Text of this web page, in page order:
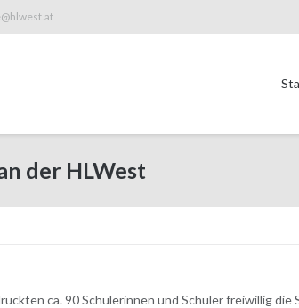
der HLWest
ca. 90 Schülerinnen und Schüler freiwillig die